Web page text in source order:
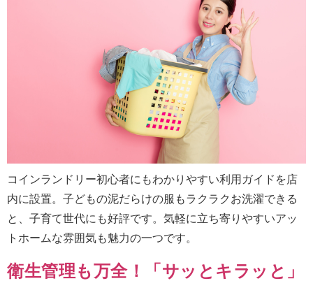
コインランドリー初心者にもわかりやすい利用ガイドを店
内に設置。子どもの泥だらけの服もラクラクお洗濯できる
と、子育て世代にも好評です。気軽に立ち寄りやすいアッ
トホームな雰囲気も魅力の一つです。
衛生管理も万全！「サッとキラッと」